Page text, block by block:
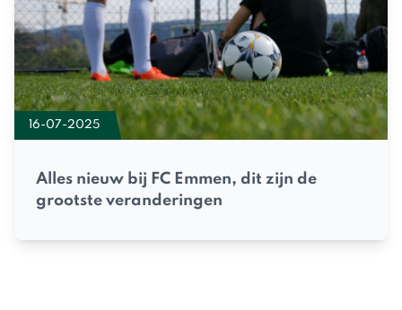
16-07-2025
Alles nieuw bij FC Emmen, dit zijn de
grootste veranderingen